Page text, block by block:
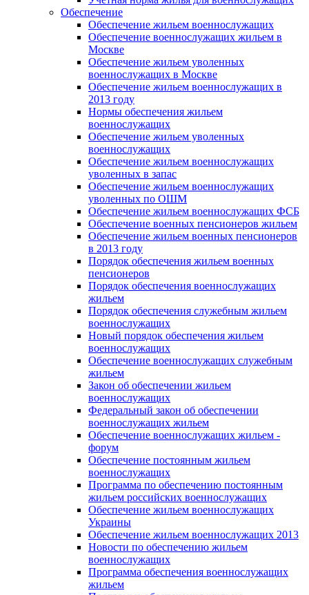
Обеспечение
Обеспечение жильем военнослужащих
Обеспечение военнослужащих жильем в
Москве
Обеспечение жильем уволенных
военнослужащих в Москве
Обеспечение жильем военнослужащих в
2013 году
Нормы обеспечения жильем
военнослужащих
Обеспечение жильем уволенных
военнослужащих
Обеспечение жильем военнослужащих
уволенных в запас
Обеспечение жильем военнослужащих
уволенных по ОШМ
Обеспечение жильем военнослужащих ФСБ
Обеспечение военных пенсионеров жильем
Обеспечение жильем военных пенсионеров
в 2013 году
Порядок обеспечения жильем военных
пенсионеров
Порядок обеспечения военнослужащих
жильем
Порядок обеспечения служебным жильем
военнослужащих
Новый порядок обеспечения жильем
военнослужащих
Обеспечение военнослужащих служебным
жильем
Закон об обеспечении жильем
военнослужащих
Федеральный закон об обеспечении
военнослужащих жильем
Обеспечение военнослужащих жильем -
форум
Обеспечение постоянным жильем
военнослужащих
Программа по обеспечению постоянным
жильем российских военнослужащих
Обеспечение жильем военнослужащих
Украины
Обеспечение жильем военнослужащих 2013
Новости по обеспечению жильем
военнослужащих
Программа обеспечения военнослужащих
жильем